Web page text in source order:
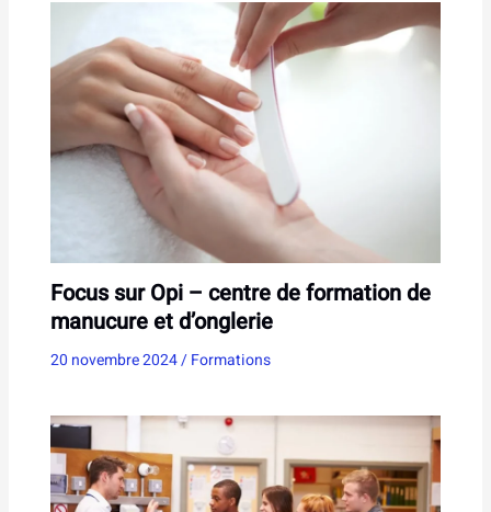
Focus sur Opi – centre de formation de
manucure et d’onglerie
20 novembre 2024/Formations